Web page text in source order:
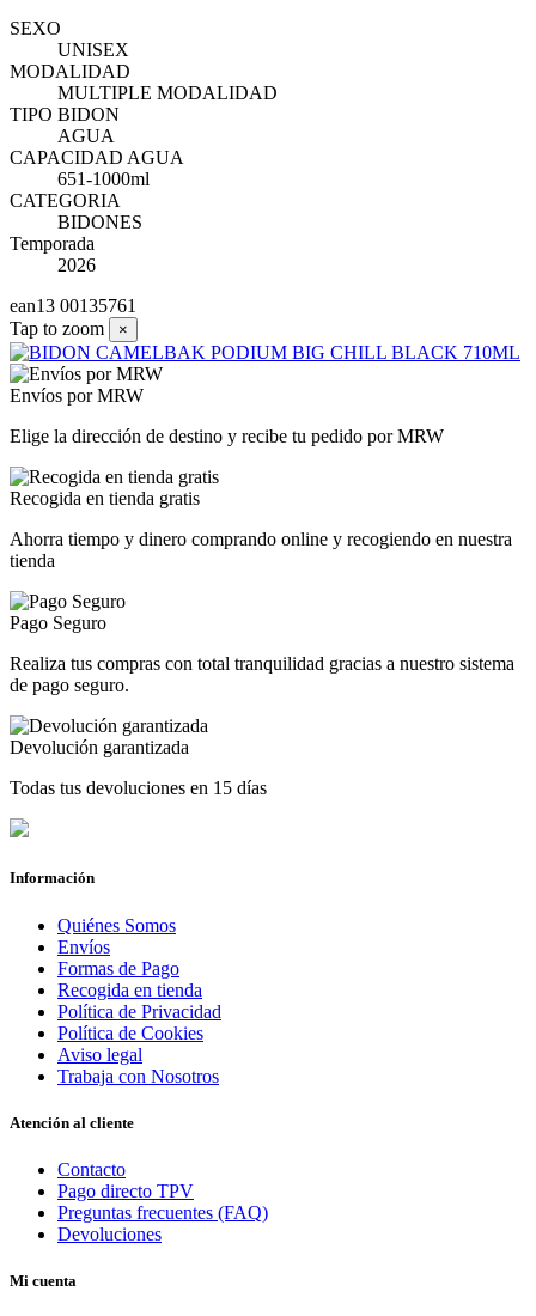
SEXO
UNISEX
MODALIDAD
MULTIPLE MODALIDAD
TIPO BIDON
AGUA
CAPACIDAD AGUA
651-1000ml
CATEGORIA
BIDONES
Temporada
2026
ean13 00135761
Tap to zoom
×
Envíos por MRW
Elige la dirección de destino y recibe tu pedido por MRW
Recogida en tienda gratis
Ahorra tiempo y dinero comprando online y recogiendo en nuestra
tienda
Pago Seguro
Realiza tus compras con total tranquilidad gracias a nuestro sistema
de pago seguro.
Devolución garantizada
Todas tus devoluciones en 15 días
Información
Quiénes Somos
Envíos
Formas de Pago
Recogida en tienda
Política de Privacidad
Política de Cookies
Aviso legal
Trabaja con Nosotros
Atención al cliente
Contacto
Pago directo TPV
Preguntas frecuentes (FAQ)
Devoluciones
Mi cuenta